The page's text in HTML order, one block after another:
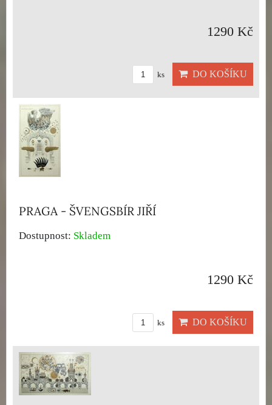
1290 Kč
ks DO KOŠÍKU
PRAGA - ŠVENGSBÍR JIŘÍ
Dostupnost: Skladem
1290 Kč
ks DO KOŠÍKU